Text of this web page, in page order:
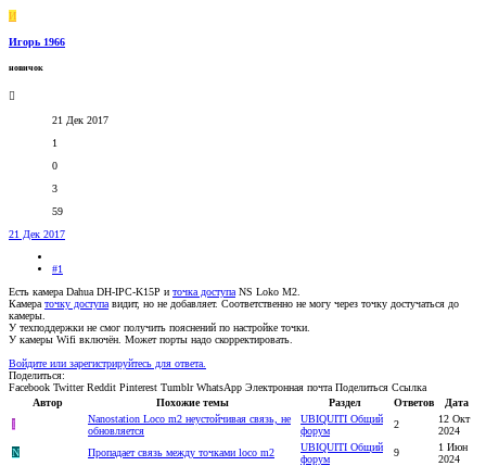
И
Игорь 1966
новичок
21 Дек 2017
1
0
3
59
21 Дек 2017
#1
Есть камера Dahua DH-IPC-K15P и точка доступа NS Loko M2.
Камера точку доступа видит, но не добавляет. Соответственно не могу через точку достучаться до
камеры.
У техподдержки не смог получить пояснений по настройке точки.
У камеры Wifi включён. Может порты надо скорректировать.
Войдите или зарегистрируйтесь для ответа.
Поделиться:
Facebook Twitter Reddit Pinterest Tumblr WhatsApp Электронная почта Поделиться Ссылка
Автор
Похожие темы Раздел Ответов
Дата
I
Nanostation Loco m2 неустойчивая связь, не
обновляется
UBIQUITI Общий
форум
2
12 Окт
2024
N
Пропадает связь между точками loco m2
UBIQUITI Общий
форум
9
1 Июн
2024